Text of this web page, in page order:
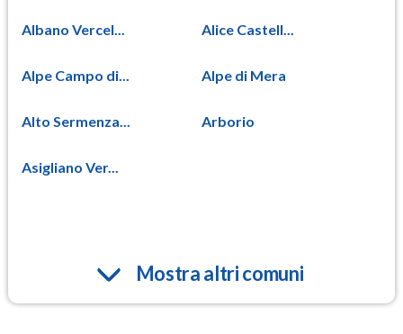
Albano Vercel... Alice Castell...
Alpe Campo di... Alpe di Mera
Alto Sermenza... Arborio
Asigliano Ver...
Mostra altri comuni